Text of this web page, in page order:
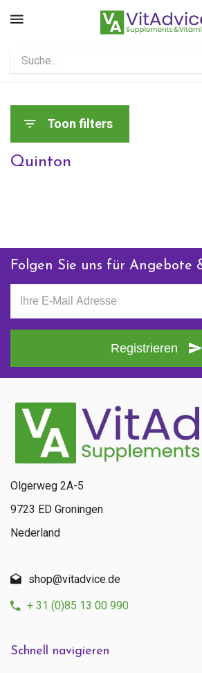
Toon filters
Quinton
Folgen Sie uns für Angebote
Registrieren
Schnell navigieren
Olgerweg 2A-5
9723 ED Groningen
Nederland
shop@vitadvice.de
+ 31 (0)85 13 00 990